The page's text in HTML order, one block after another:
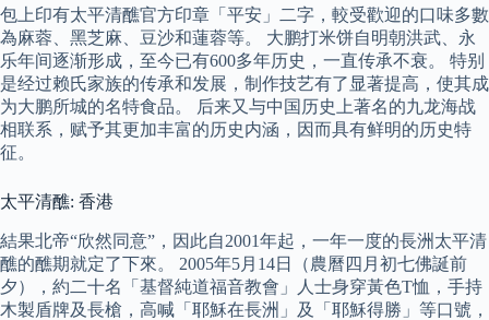
包上印有太平清醮官方印章「平安」二字，較受歡迎的口味多數
為麻蓉、黑芝麻、豆沙和蓮蓉等。 大鹏打米饼自明朝洪武、永
乐年间逐渐形成，至今已有600多年历史，一直传承不衰。 特别
是经过赖氏家族的传承和发展，制作技艺有了显著提高，使其成
为大鹏所城的名特食品。 后来又与中国历史上著名的九龙海战
相联系，赋予其更加丰富的历史内涵，因而具有鲜明的历史特
征。
太平清醮: 香港
結果北帝“欣然同意”，因此自2001年起，一年一度的長洲太平清
醮的醮期就定了下來。 2005年5月14日（農曆四月初七佛誕前
夕），約二十名「基督純道福音教會」人士身穿黃色T恤，手持
木製盾牌及長槍，高喊「耶穌在長洲」及「耶穌得勝」等口號，